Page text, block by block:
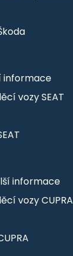
informace
vozy SEAT
informace
vozy CUPRA